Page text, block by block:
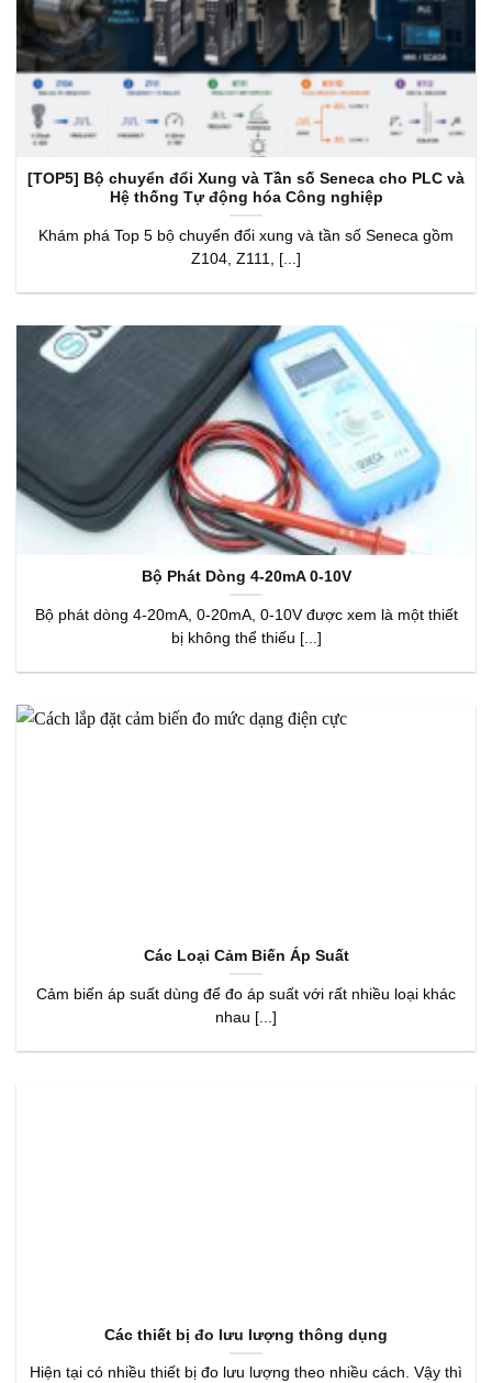
[TOP5] Bộ chuyển đổi Xung và Tần số Seneca cho PLC và
Hệ thống Tự động hóa Công nghiệp
Khám phá Top 5 bộ chuyển đổi xung và tần số Seneca gồm
Z104, Z111, [...]
Bộ Phát Dòng 4-20mA 0-10V
Bộ phát dòng 4-20mA, 0-20mA, 0-10V được xem là một thiết
bị không thể thiếu [...]
Các Loại Cảm Biến Áp Suất
Cảm biến áp suất dùng để đo áp suất với rất nhiều loại khác
nhau [...]
Các thiết bị đo lưu lượng thông dụng
Hiện tại có nhiều thiết bị đo lưu lượng theo nhiều cách. Vậy thì